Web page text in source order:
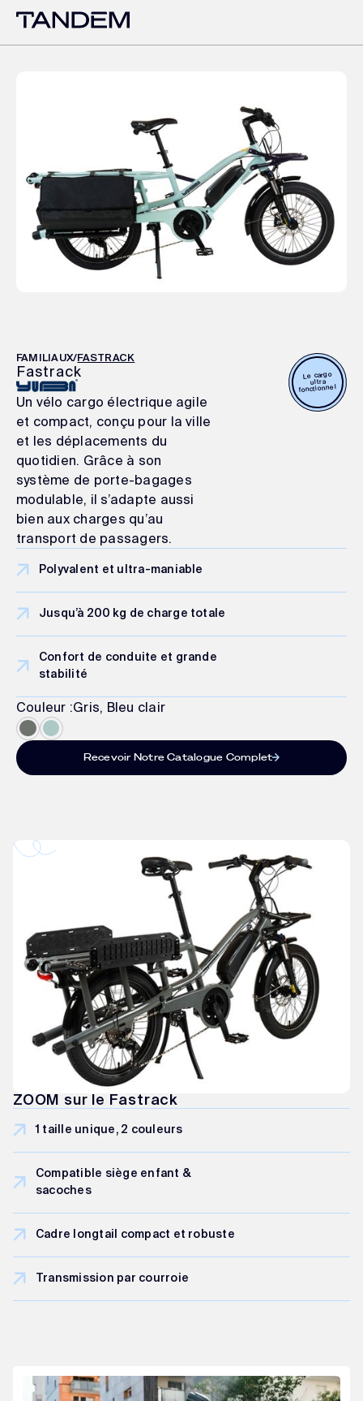
FAMILIAUX/FASTRACK
Fastrack
Un vélo cargo électrique agile
et compact, conçu pour la ville
et les déplacements du
quotidien. Grâce à son
système de porte-bagages
modulable, il s’adapte aussi
bien aux charges qu’au
transport de passagers.
Le cargo
ultra
fonctionnel
Polyvalent et ultra-maniable
Jusqu’à 200 kg de charge totale
Confort de conduite et grande
stabilité
Couleur :Gris, Bleu clair
Recevoir Notre Catalogue Complet
ZOOM sur le Fastrack
1 taille unique, 2 couleurs
Compatible siège enfant &
sacoches
Cadre longtail compact et robuste
Transmission par courroie